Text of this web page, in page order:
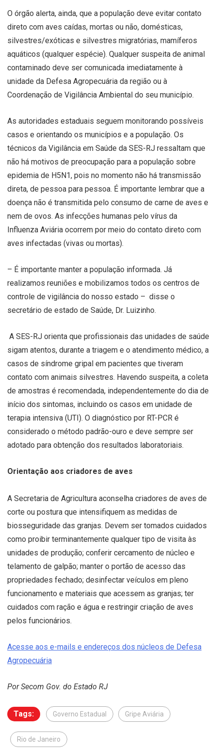
O órgão alerta, ainda, que a população deve evitar contato
direto com aves caídas, mortas ou não, domésticas,
silvestres/exóticas e silvestres migratórias, mamíferos
aquáticos (qualquer espécie). Qualquer suspeita de animal
contaminado deve ser comunicada imediatamente à
unidade da Defesa Agropecuária da região ou à
Coordenação de Vigilância Ambiental do seu município.
As autoridades estaduais seguem monitorando possíveis
casos e orientando os municípios e a população. Os
técnicos da Vigilância em Saúde da SES-RJ ressaltam que
não há motivos de preocupação para a população sobre
epidemia de H5N1, pois no momento não há transmissão
direta, de pessoa para pessoa. É importante lembrar que a
doença não é transmitida pelo consumo de carne de aves e
nem de ovos. As infecções humanas pelo vírus da
Influenza Aviária ocorrem por meio do contato direto com
aves infectadas (vivas ou mortas).
– É importante manter a população informada. Já
realizamos reuniões e mobilizamos todos os centros de
controle de vigilância do nosso estado – disse o
secretário de estado de Saúde, Dr. Luizinho.
A SES-RJ orienta que profissionais das unidades de saúde
sigam atentos, durante a triagem e o atendimento médico, a
casos de síndrome gripal em pacientes que tiveram
contato com animais silvestres. Havendo suspeita, a coleta
de amostras é recomendada, independentemente do dia de
início dos sintomas, incluindo os casos em unidade de
terapia intensiva (UTI). O diagnóstico por RT-PCR é
considerado o método padrão-ouro e deve sempre ser
adotado para obtenção dos resultados laboratoriais.
Orientação aos criadores de aves
A Secretaria de Agricultura aconselha criadores de aves de
corte ou postura que intensifiquem as medidas de
biosseguridade das granjas. Devem ser tomados cuidados
como proibir terminantemente qualquer tipo de visita às
unidades de produção; conferir cercamento de núcleo e
telamento de galpão; manter o portão de acesso das
propriedades fechado; desinfectar veículos em pleno
funcionamento e materiais que acessem as granjas; ter
cuidados com ração e água e restringir criação de aves
pelos funcionários.
Acesse aos e-mails e endereços dos núcleos de Defesa
Agropecuária
Por Secom Gov. do Estado RJ
Tags: Governo Estadual Gripe Aviária
Rio de Janeiro